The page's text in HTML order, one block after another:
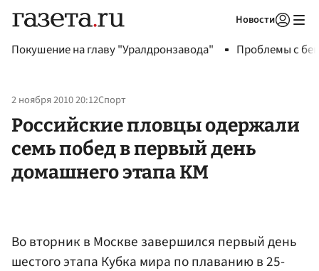
Новости
Покушение на главу "Уралдронзавода" Проблемы с
2 ноября 2010 20:12Спорт
Российские пловцы одержали
семь побед в первый день
домашнего этапа КМ
Во вторник в Москве завершился первый день
шестого этапа Кубка мира по плаванию в 25-